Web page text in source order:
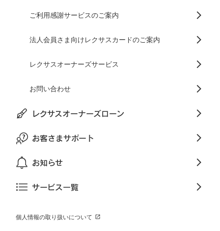
ご利用感謝サービスのご案内
法人会員さま向けレクサスカードのご案内
レクサスオーナーズサービス
お問い合わせ
レクサスオーナーズローン
お客さまサポート
お知らせ
サービス一覧
個人情報の取り扱いについて